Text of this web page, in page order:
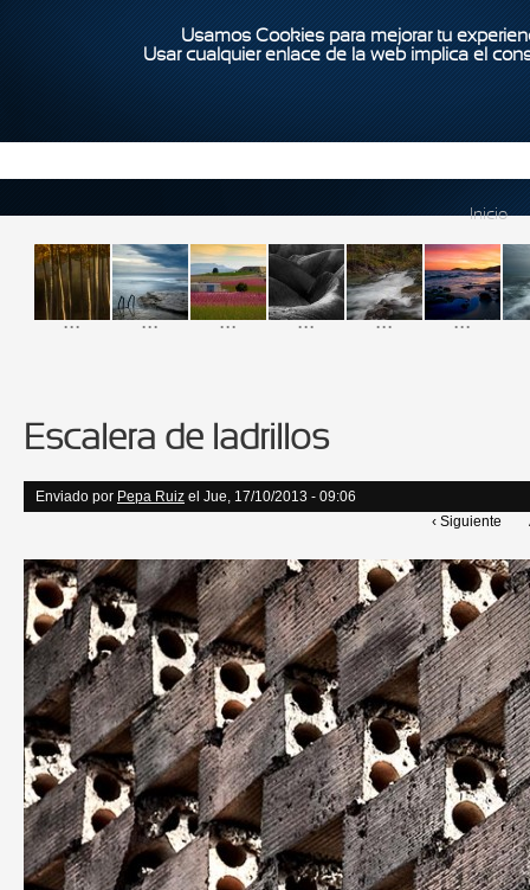
Usamos Cookies para mejorar tu
Usar cualquier enlace de la web implica el
Inicio
... ... ... ... ... ...
Escalera de ladrillos
Enviado por Pepa Ruiz el Jue, 17/10/2013 - 09:06
‹ Siguiente